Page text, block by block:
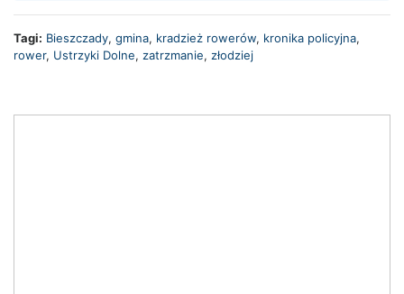
Tagi: Bieszczady, gmina, kradzież rowerów, kronika policyjna,
rower, Ustrzyki Dolne, zatrzmanie, złodziej